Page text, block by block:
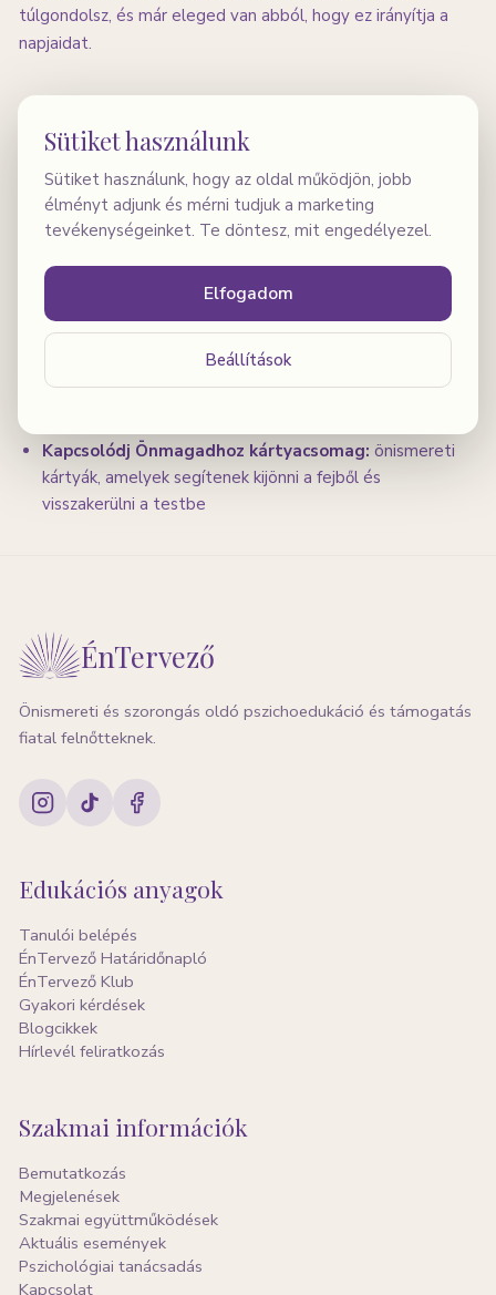
túlgondolsz, és már eleged van abból, hogy ez irányítja a
napjaidat.
Elsősegély csomag túlgondolás esetére — digitális
munkafüzet:azonnali eszközök arra, amikor a
gondolatok elárasztanak
70 Megerősítés Nehéz Pillanatokra — digitális
70 tudományosan megalapozott
megerősítés a legnehezebb pillanatokra
Öngondoskodás, belső erő, tudatos pihenés
hanganyag:vezetett légzés- és megnyugvási
Kapcsolódj Önmagadhoz kártyacsomag: önismereti
kártyák, amelyek segítenek kijönni a fejből és
visszakerülni a testbe
ÉnTervező
Önismereti és szorongás oldó pszichoedukáció és támogatás
fiatal felnőtteknek.
Edukációs anyagok
Tanulói belépés
ÉnTervező Határidőnapló
ÉnTervező Klub
Gyakori kérdések
Blogcikkek
Hírlevél feliratkozás
Szakmai információk
Bemutatkozás
Megjelenések
Szakmai együttműködések
Aktuális események
Pszichológiai tanácsadás
Kapcsolat
Sütiket használunk
Sütiket használunk, hogy az oldal működjön, jobb
élményt adjunk és mérni tudjuk a marketing
tevékenységeinket. Te döntesz, mit engedélyezel.
Elfogadom
Beállítások